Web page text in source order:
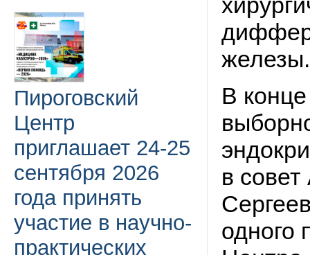
Пироговский
Центр
приглашает 24-25
сентября 2026
года принять
участие в научно-
практических
железы.
В
в
одного